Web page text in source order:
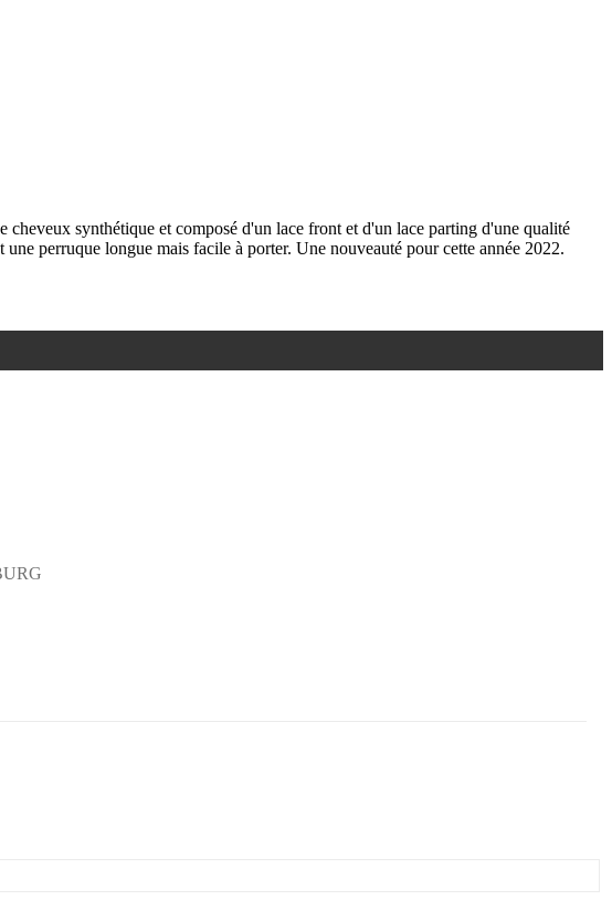
synthétique et composé d'un lace front et d'un lace parting d'une qualité
perruque longue mais facile à porter. Une nouveauté pour cette année 2022.